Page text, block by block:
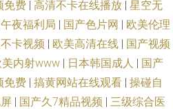
免费 | 高清不卡在线播放 | 星空无
午夜福利局 | 国产色片网 | 欧美伦理
卡视频 | 欧美高清在线 | 国产视频
美内射www | 日本韩国成人 | 国产
免费 | 搞黄网站在线观看 | 操碰自
| 国产久7精品视频 | 三级综合医